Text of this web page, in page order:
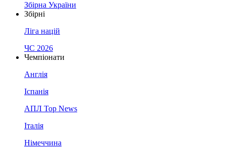
Збірна України
Збірні
Ліга націй
ЧС 2026
Чемпіонати
Англія
Іспанія
АПЛ Top News
Італія
Німеччина